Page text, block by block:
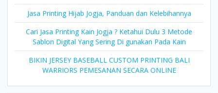
Jasa Printing Hijab Jogja, Panduan dan Kelebihannya
Cari Jasa Printing Kain Jogja ? Ketahui Dulu 3 Metode
Sablon Digital Yang Sering Di gunakan Pada Kain
BIKIN JERSEY BASEBALL CUSTOM PRINTING BALI
WARRIORS PEMESANAN SECARA ONLINE